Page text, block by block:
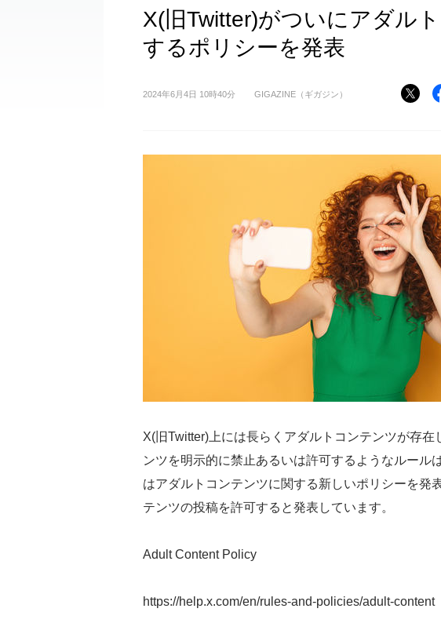
X(旧Twitter)がついにアダル
するポリシーを発表
2024年6月4日 10時40分 GIGAZINE（ギガジン）
X(旧Twitter)上には長らくアダルトコンテンツが存
ンツを明示的に禁止あるいは許可するようなルール
はアダルトコンテンツに関する新しいポリシーを発
テンツの投稿を許可すると発表しています。
Adult Content Policy
https://help.x.com/en/rules-and-policies/adult-content